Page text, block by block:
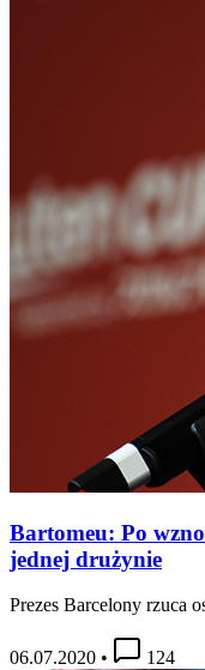
Bartomeu: Po
jednej drużynie
Prezes Barcelony rzuca
06.07.2020 • 124